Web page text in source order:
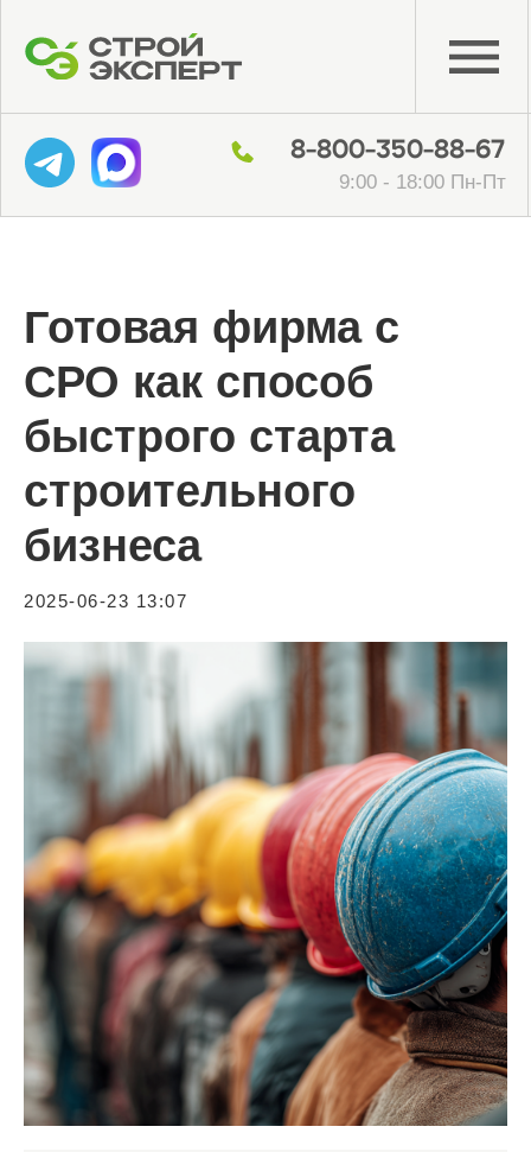
Готовая фирма с
СРО как способ
быстрого старта
строительного
бизнеса
2025-06-23 13:07